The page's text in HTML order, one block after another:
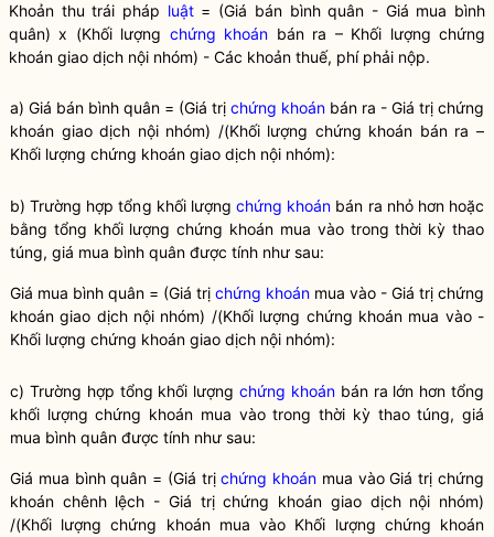
Khoản thu trái pháp luật= (Giá bán bình quân - Giá mua bình
quân) x (Khối lượng chứng khoán bán ra – Khối lượngchứng
khoán giao dịch nội nhóm) - Các khoản thuế, phí phải nộp.
a) Giá bán bình quân = (Giá trị chứng khoán bán ra - Giá trị chứng
khoán giao dịch nội nhóm) /(Khối lượng chứng khoán bán ra –
Khối lượng chứng khoán giao dịch nội nhóm):
b) Trường hợp tổng khối lượng chứng khoán bán ra nhỏ hơn hoặc
bằng tổng khối lượngchứng khoán mua vào trong thời kỳ thao
túng, giá mua bình quân được tính như sau:
Giá mua bình quân = (Giá trị chứng khoán mua vào - Giá trị chứng
khoán giao dịch nội nhóm) /(Khối lượng chứng khoánmua vào -
Khối lượng chứng khoán giao dịch nội nhóm):
c) Trường hợp tổng khối lượng chứng khoánbán ra lớn hơn tổng
khối lượngchứng khoán mua vào trong thời kỳ thao túng, giá
mua bình quân được tính như sau:
Giá mua bình quân = (Giá trịchứng khoán mua vào Giá trịchứng
khoán chênh lệch - Giá trịchứng khoán giao dịch nội nhóm)
/(Khối lượngchứng khoánmua vào Khối lượng chứng khoán